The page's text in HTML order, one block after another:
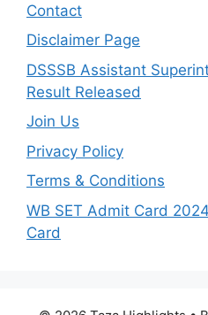
Contact
Disclaimer Page
DSSSB Assistant
Result Released
Join Us
Privacy Policy
Terms & Conditions
WB SET Admit Card
Card